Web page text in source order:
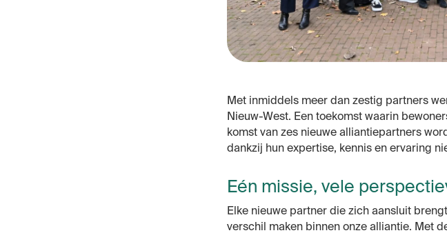
Met inmiddels meer dan zestig partners
Nieuw-West. Een toekomst waarin
komst van zes nieuwe alliantiepartners
dankzij hun expertise, kennis en ervaring
Eén missie, vele
Elke nieuwepartner die zich aansluit brengt
verschil maken binnen onze alliantie. Met